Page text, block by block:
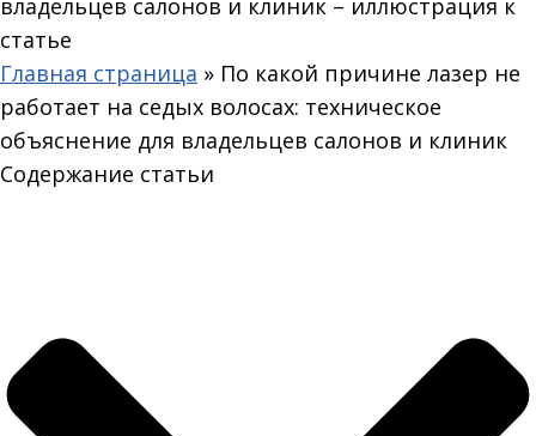
Главная страница » По какой причине лазер не
работает на седых волосах: техническое
объяснение для владельцев салонов и клиник
Содержание статьи